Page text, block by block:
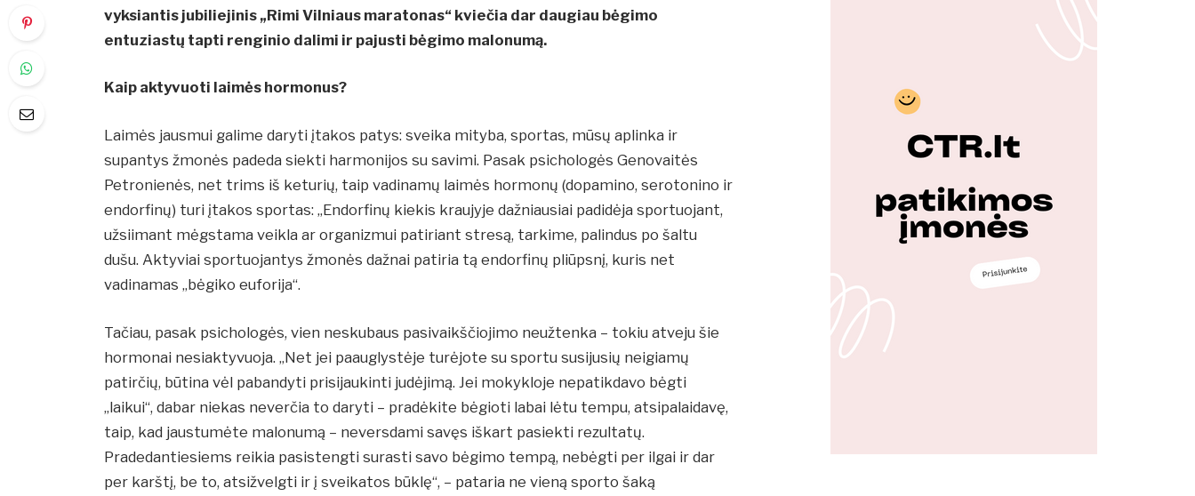
vyksiantis jubiliejinis „Rimi Vilniaus maratonas“ kviečia dar daugiau bėgimo
entuziastų tapti renginio dalimi ir pajusti bėgimo malonumą.
Kaip aktyvuoti laimės hormonus?
Laimės jausmui galime daryti įtakos patys: sveika mityba, sportas, mūsų aplinka ir
supantys žmonės padeda siekti harmonijos su savimi. Pasak psichologės Genovaitės
Petronienės, net trims iš keturių, taip vadinamų laimės hormonų (dopamino, serotonino ir
endorfinų) turi įtakos sportas: „Endorfinų kiekis kraujyje dažniausiai padidėja sportuojant,
užsiimant mėgstama veikla ar organizmui patiriant stresą, tarkime, palindus po šaltu
dušu. Aktyviai sportuojantys žmonės dažnai patiria tą endorfinų pliūpsnį, kuris net
vadinamas „bėgiko euforija“.
Tačiau, pasak psichologės, vien neskubaus pasivaikščiojimo neužtenka – tokiu atveju šie
hormonai nesiaktyvuoja. „Net jei paauglystėje turėjote su sportu susijusių neigiamų
patirčių, būtina vėl pabandyti prisijaukinti judėjimą. Jei mokykloje nepatikdavo bėgti
„laikui“, dabar niekas neverčia to daryti – pradėkite bėgioti labai lėtu tempu, atsipalaidavę,
taip, kad jaustumėte malonumą – neversdami savęs iškart pasiekti rezultatų.
Pradedantiesiems reikia pasistengti surasti savo bėgimo tempą, nebėgti per ilgai ir dar
per karštį, be to, atsižvelgti ir į sveikatos būklę“, – pataria ne vieną sporto šaką